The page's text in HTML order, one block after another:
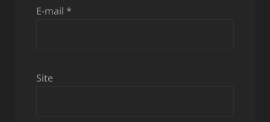
E-mail *
Site